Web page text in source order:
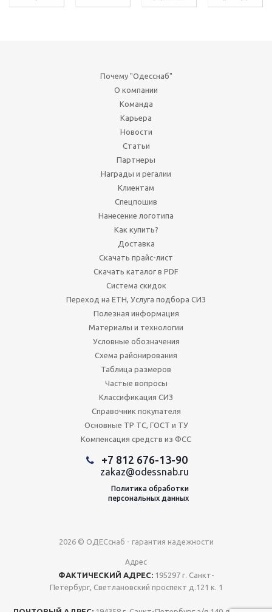
Почему "Одесснаб"
О компании
Команда
Карьера
Новости
Статьи
Партнеры
Награды и регалии
Клиентам
Спецпошив
Нанесение логотипа
Как купить?
Доставка
Скачать прайс-лист
Скачать каталог в PDF
Система скидок
Переход на ЕТН, Услуга подбора СИЗ
Полезная информация
Материалы и технологии
Условные обозначения
Схема районирования
Таблица размеров
Частые вопросы
Классификация СИЗ
Справочник покупателя
Основные ТР ТС, ГОСТ и ТУ
Компенсация средств из ФСС
+7 812 676-13-90
zakaz@odessnab.ru
Политика обработки
персональных данных
2026 © ОДЕСснаб - гарантия надежности
Адрес
ФАКТИЧЕСКИЙ АДРЕС:195297 г. Санкт-
Петербург, Светлановский проспект д.121 к. 1